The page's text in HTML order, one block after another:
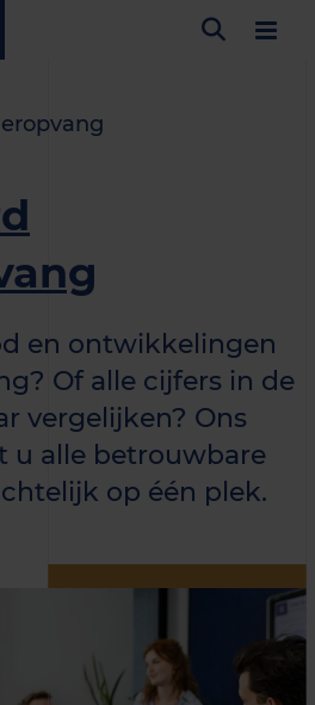
en ontwikkelingen
Of alle cijfers in de
vergelijken? Ons
u alle betrouwbare
op één plek.